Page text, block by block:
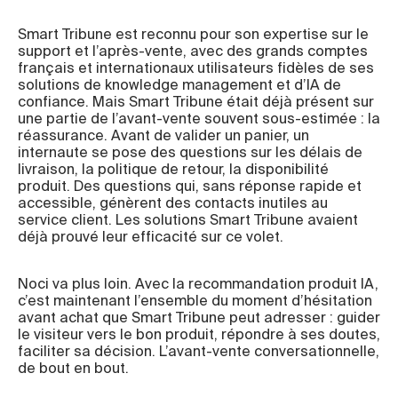
Smart Tribune est reconnu pour son expertise sur le
support et l’après-vente, avec des grands comptes
français et internationaux utilisateurs fidèles de ses
solutions de knowledge management et d’IA de
confiance. Mais Smart Tribune était déjà présent sur
une partie de l’avant-vente souvent sous-estimée : la
réassurance. Avant de valider un panier, un
internaute se pose des questions sur les délais de
livraison, la politique de retour, la disponibilité
produit. Des questions qui, sans réponse rapide et
accessible, génèrent des contacts inutiles au
service client. Les solutions Smart Tribune avaient
déjà prouvé leur efficacité sur ce volet.
Noci va plus loin. Avec la recommandation produit IA,
c’est maintenant l’ensemble du moment d’hésitation
avant achat que Smart Tribune peut adresser : guider
le visiteur vers le bon produit, répondre à ses doutes,
faciliter sa décision. L’avant-vente conversationnelle,
de bout en bout.